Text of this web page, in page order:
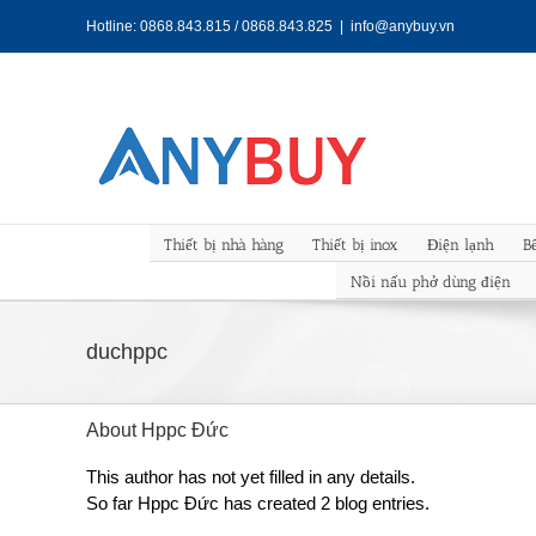
Hotline: 0868.843.815 / 0868.843.825 info@anybuy.vn
Thiết bị nhà hàng Thiết bị inox Điện lạnh
Nồi nấu phở dùng điện
duchppc
About Hppc Đức
This author has not yet filled in any details.
So far Hppc Đức has created 2 blog entries.